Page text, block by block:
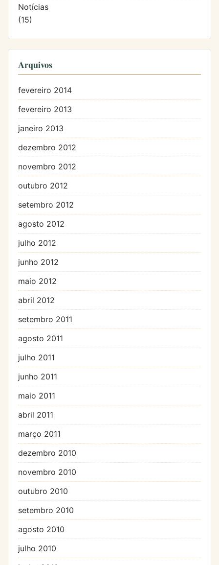
Notícias
(15)
Arquivos
fevereiro 2014
fevereiro 2013
janeiro 2013
dezembro 2012
novembro 2012
outubro 2012
setembro 2012
agosto 2012
julho 2012
junho 2012
maio 2012
abril 2012
setembro 2011
agosto 2011
julho 2011
junho 2011
maio 2011
abril 2011
março 2011
dezembro 2010
novembro 2010
outubro 2010
setembro 2010
agosto 2010
julho 2010